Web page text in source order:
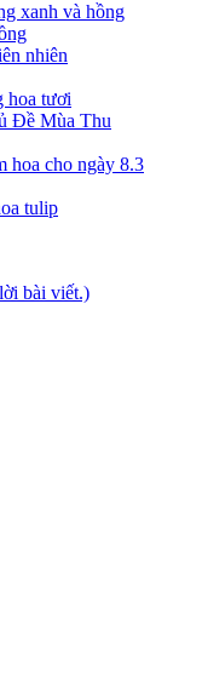
xanh và hồng
nhiên
hoa tươi
Đề Mùa Thu
hoa cho ngày 8.3
tulip
bài viết.)